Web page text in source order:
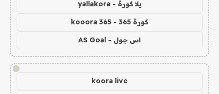
يلا كورة - yallakora
كورة 365 - kooora 365
اس جول - AS Goal
!
koora live